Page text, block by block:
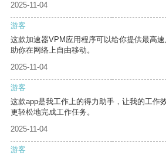
2025-11-04
游客
这款加速器VPM应用程序可以给你提供最高
助你在网络上自由移动。
2025-11-04
游客
这款app是我工作上的得力助手，让我的工作
更轻松地完成工作任务。
2025-11-04
游客